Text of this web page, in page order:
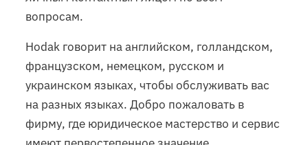
вопросам.
Hodak говорит на английском, голландском,
французском, немецком, русском и
украинском языках, чтобы обслуживать вас
на разных языках. Добро пожаловать в
фирму, где юридическое мастерство и сервис